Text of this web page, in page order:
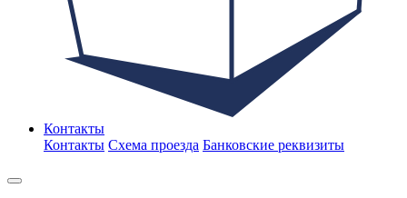
Контакты
Контакты Схема проезда Банковские реквизиты